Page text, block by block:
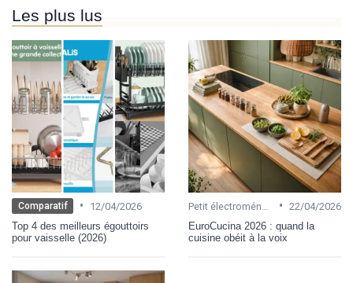
Les plus lus
Comparatif •
12/04/2026
Top 4 des meilleurs égouttoirs
pour vaisselle (2026)
• 22/04/2026
EuroCucina 2026 : quand la
cuisine obéit à la voix